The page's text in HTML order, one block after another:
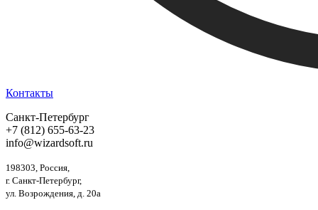
Контакты
Санкт-Петербург
+7 (812) 655-63-23
info@wizardsoft.ru
198303, Россия,
г. Санкт-Петербург,
ул. Возрождения, д. 20а